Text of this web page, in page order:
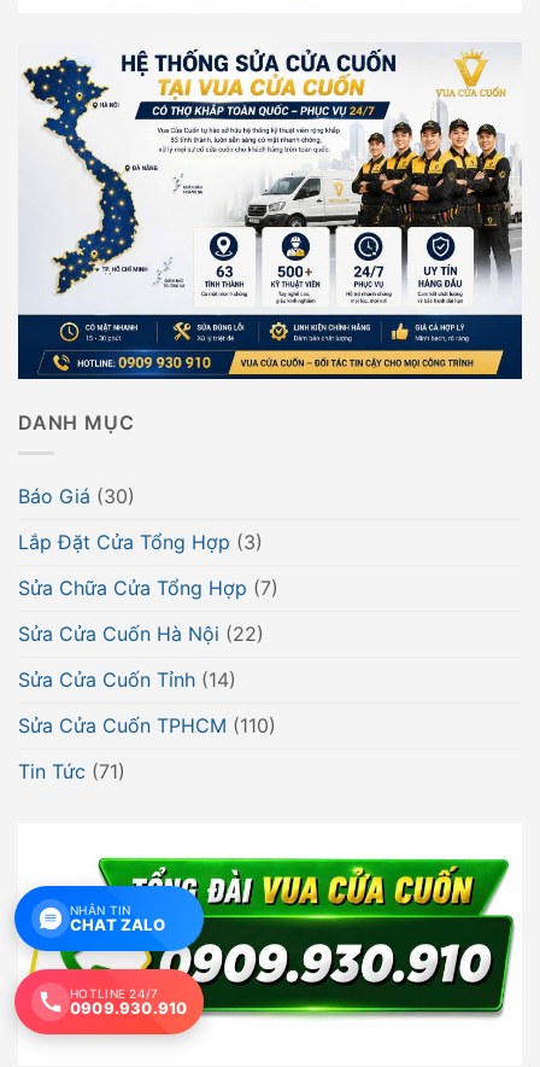
DANH MỤC
Báo Giá (30)
Lắp Đặt Cửa Tổng Hợp (3)
Sửa Chữa Cửa Tổng Hợp (7)
Sửa Cửa Cuốn Hà Nội (22)
Sửa Cửa Cuốn Tỉnh (14)
Sửa Cửa Cuốn TPHCM (110)
Tin Tức (71)
NHẮN TIN
CHAT ZALO
HOTLINE 24/7
0909.930.910